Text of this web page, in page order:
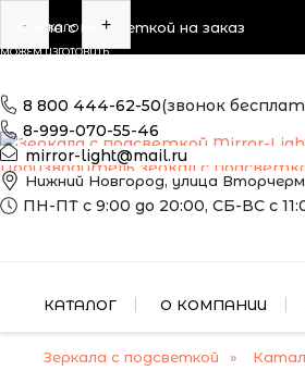
Зеркала с подсветкой на заказ
Производитель зеркал с
8 800 444-62-50(звонок
8-999-070-55-46
mirror-light@mail.ru
Нижний Новгород, улица
ПН-ПТ с 9:00 до 20:00, СБ-ВС с
КАТАЛОГ О КОМПАНИИ
Зеркала с подсветкой
ЭТО ЗЕРКАЛО МЫ
МОЖЕМ ИЗГОТОВИТЬ
РАЗМЕРАМ
- +